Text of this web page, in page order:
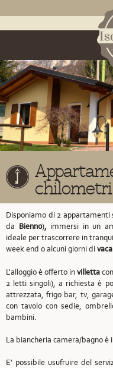
Disponiamo di 2
da Bienno), immersi in un
ideale per trascorrere in
week end o alcuni giorni di
L'alloggio è offerto invilletta
2 letti singoli), a richiesta è
attrezzata, frigo bar, tv,
con tavolo con sedie,
bambini.
La biancheria camera/bagno è
E' possibile usufruire del